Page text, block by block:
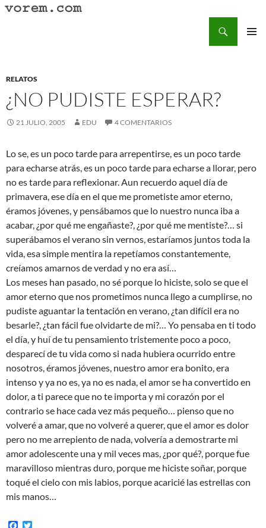
Saltar
RELATOS
¿NO PUDISTE ESPERAR?
21 JULIO, 2005 EDU 4 COMENTARIOS
Lo se, es un poco tarde para arrepentirse, es un poco tarde
para echarse atrás, es un poco tarde para echarse a llorar, pero
no es tarde para reflexionar. Aun recuerdo aquel día de
primavera, ese día en el que me prometiste amor eterno,
éramos jóvenes, y pensábamos que lo nuestro nunca iba a
acabar, ¿por qué me engañaste?, ¿por qué me mentiste?… si
superábamos el verano sin vernos, estaríamos juntos toda la
vida, esa simple mentira la repetíamos constantemente,
creíamos amarnos de verdad y no era así…
Los meses han pasado, no sé porque lo hiciste, solo se que el
amor eterno que nos prometimos nunca llego a cumplirse, no
pudiste aguantar la tentación en verano, ¿tan difícil era no
besarle?, ¿tan fácil fue olvidarte de mi?… Yo pensaba en ti todo
el día, y huí de tu pensamiento tristemente poco a poco,
desparecí de tu vida como si nada hubiera ocurrido entre
nosotros, éramos jóvenes, nuestro amor era bonito, era
intenso y ya no es, ya no es nada, el amor se ha convertido en
dolor, a ti parece que no te importa y mi corazón por el
contrario se hace cada vez más pequeño… pienso que no
volveré a amar, que no volveré a querer, que el amor es dolor
pero no me arrepiento de nada, volvería a demostrarte mi
amor adolescente una y mil veces mas, ¿por qué?, porque fue
maravilloso mientras duro, porque me hiciste soñar, porque
toqué el cielo con mis labios, porque acaricié las estrellas con
mis manos…
F